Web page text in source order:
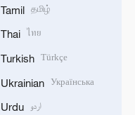
Tamil தமிழ்
Thai ไทย
Turkish Türkçe
Ukrainian Українська
Urdu اردو